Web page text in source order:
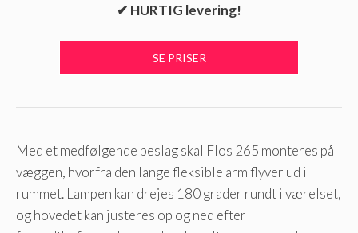
✔ HURTIG levering!
Med et medfølgende beslag skal Flos 265 monteres på
væggen, hvorfra den lange fleksible arm flyver ud i
rummet. Lampen kan drejes 180 grader rundt i værelset,
og hovedet kan justeres op og ned efter